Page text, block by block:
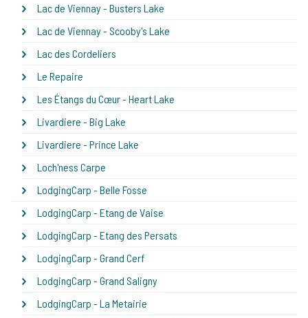
Lac de Viennay - Busters Lake
Lac de Viennay - Scooby's Lake
Lac des Cordeliers
Le Repaire
Les Étangs du Cœur - Heart Lake
Livardiere - Big Lake
Livardiere - Prince Lake
Loch'ness Carpe
LodgingCarp - Belle Fosse
LodgingCarp - Etang de Vaise
LodgingCarp - Etang des Persats
LodgingCarp - Grand Cerf
LodgingCarp - Grand Saligny
LodgingCarp - La Metairie